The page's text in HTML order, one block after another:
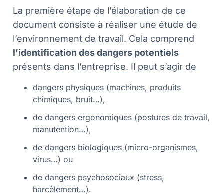
La première étape de l’élaboration de ce
document consiste à réaliser une étude de
l’environnement de travail. Cela comprend
l’identification des dangers potentiels
présents dans l’entreprise. Il peut s’agir de
dangers physiques (machines, produits
chimiques, bruit…),
de dangers ergonomiques (postures de travail,
manutention…),
de dangers biologiques (micro-organismes,
virus…) ou
de dangers psychosociaux (stress,
harcèlement…).